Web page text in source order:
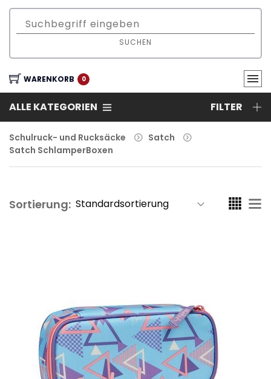
SUCHEN
WARENKORB 0
ALLE KATEGORIEN FILTER
Schulruck- und Rucksäcke
Satch
Satch SchlamperBoxen
Sortierung: